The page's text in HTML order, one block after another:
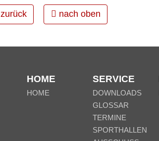
zurück nach oben
HOME
HOME
SERVICE
DOWNLOADS
GLOSSAR
TERMINE
SPORTHALLEN